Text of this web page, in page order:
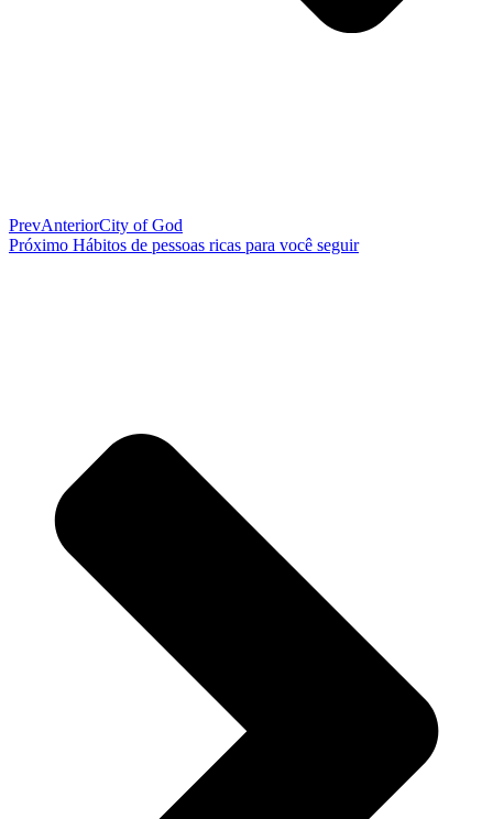
PrevAnteriorCity of God
Próximo Hábitos de pessoas ricas para você seguir